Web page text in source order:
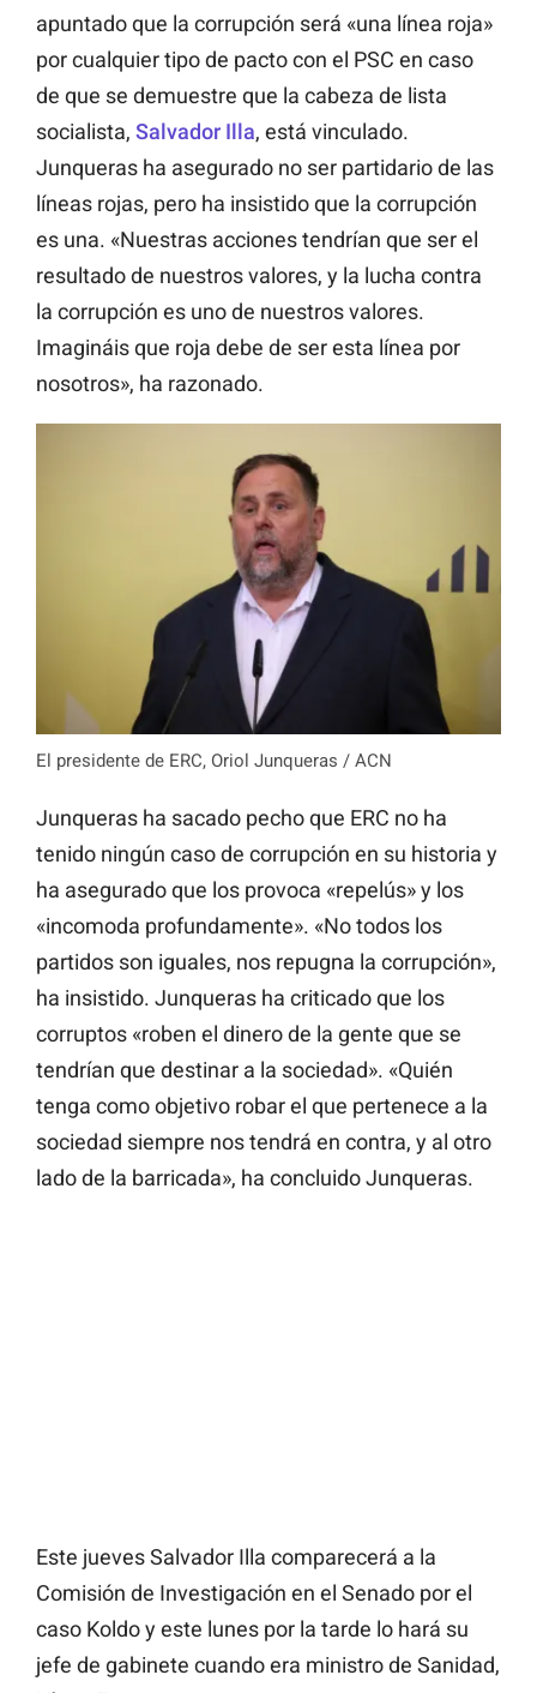
apuntado que la corrupción será «una línea roja»
por cualquier tipo de pacto con el PSC en caso
de que se demuestre que la cabeza de lista
socialista, Salvador Illa, está vinculado.
Junqueras ha asegurado no ser partidario de las
líneas rojas, pero ha insistido que la corrupción
es una. «Nuestras acciones tendrían que ser el
resultado de nuestros valores, y la lucha contra
la corrupción es uno de nuestros valores.
Imagináis que roja debe de ser esta línea por
nosotros», ha razonado.
El presidente de ERC, Oriol Junqueras / ACN
Junqueras ha sacado pecho que ERC no ha
tenido ningún caso de corrupción en su historia y
ha asegurado que los provoca «repelús» y los
«incomoda profundamente». «No todos los
partidos son iguales, nos repugna la corrupción»,
ha insistido. Junqueras ha criticado que los
corruptos «roben el dinero de la gente que se
tendrían que destinar a la sociedad». «Quién
tenga como objetivo robar el que pertenece a la
sociedad siempre nos tendrá en contra, y al otro
lado de la barricada», ha concluido Junqueras.
Este jueves Salvador Illa comparecerá a la
Comisión de Investigación en el Senado por el
caso Koldo y este lunes por la tarde lo hará su
jefe de gabinete cuando era ministro de Sanidad,